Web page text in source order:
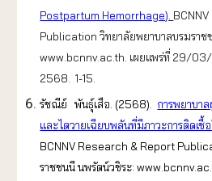
Postpartum Hemorrhage)
Publication วิทยาลัยพยาบาลบรมราช
www.bcnnv.ac.th. เผยแพร่ที่ 29/
2568. 1-15.
รัชณีย์ พันธุ์เสือ. (2568). การพยาบาล
และไตวายเฉียบพลันที่มีภาวะการติดเชื้
BCNNV Research & Report
ราชชนนี นพรัตน์วชิระ: